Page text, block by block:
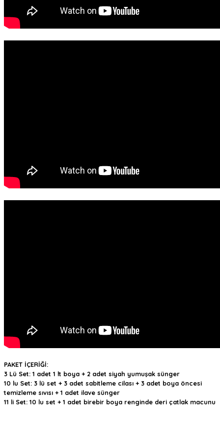
PAKET İÇERİĞİ:
3 Lü Set: 1 adet 1 lt boya + 2 adet siyah yumuşak sünger
10 lu Set: 3 lü set + 3 adet sabitleme cilası + 3 adet boya öncesi
temizleme sıvısı + 1 adet ilave sünger
11 li Set: 10 lu set + 1 adet birebir boya renginde deri çatlak macunu